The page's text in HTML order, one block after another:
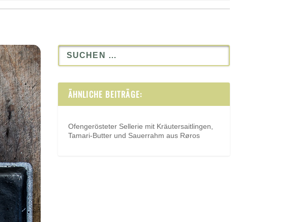
ÄHNLICHE BEITRÄGE:
Ofengerösteter Sellerie mit Kräutersaitlingen,
Tamari-Butter und Sauerrahm aus Røros